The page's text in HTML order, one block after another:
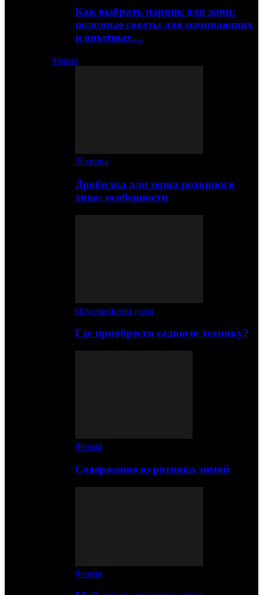
Как выбрать парник для дачи:
полезные советы для начинающих
и опытных…
Ферма
Техника
Дробилка для зерна роторного
типа: особенности
Обустройство дома
Где приобрести садовую технику?
Ферма
Содержание курятника зимой
Ферма